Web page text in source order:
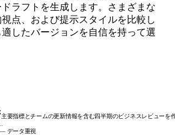
ラフトを生成します。さまざまな
点、および提示スタイルを比較し
したバージョンを自信を持って選
主要指標とチームの更新情報を含む四半期のビジネスレビューを
データ重視